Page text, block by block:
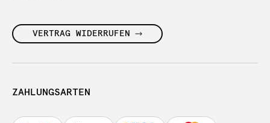
VERTRAG WIDERRUFEN
ZAHLUNGSARTEN